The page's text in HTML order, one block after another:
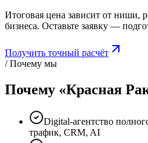
Итоговая цена зависит от ниши,
бизнеса. Оставьте заявку —
Получить точный расчёт
/ Почему мы
Почему «Красная
Digital-агентство
трафик, CRM, AI